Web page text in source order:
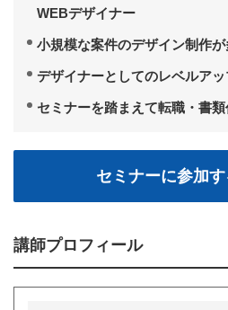
WEBデザイナー
小規模な案件のデザイン制作
デザイナーとしてのレベルア
セミナーを踏まえて転職・書
講師プロフィール